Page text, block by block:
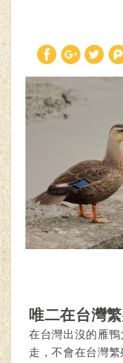
唯二在台灣
在台灣出沒的雁
走，不會在台灣